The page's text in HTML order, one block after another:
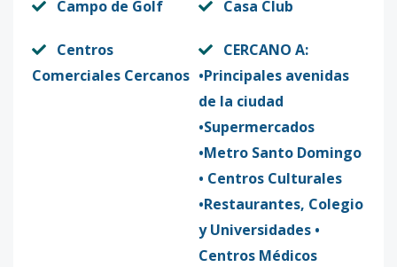
Campo de Golf Casa Club
Centros
Comerciales Cercanos
CERCANO A:
•Principales avenidas
de la ciudad
•Supermercados
•Metro Santo Domingo
• Centros Culturales
•Restaurantes, Colegio
y Universidades •
Centros Médicos